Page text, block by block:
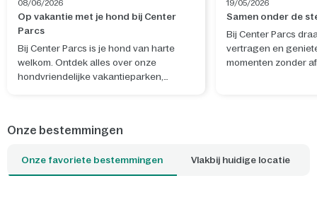
08/06/2026
Op vakantie met je hond bij Center
Parcs
Bij Center Parcs is je hond van harte
welkom. Ontdek alles over onze
hondvriendelijke vakantieparken,
19/05/2026
Samen onder de
Bij Center Parcs
vertragen en
momenten zonder
sterrenhemel, terwijl
Onze bestemmingen
Onze favoriete bestemmingen Vlakbij huidige locatie